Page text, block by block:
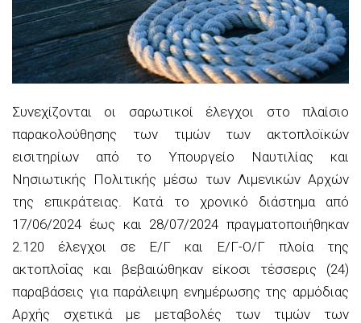
Συνεχίζονται οι σαρωτικοί έλεγχοι στο πλαίσιο
παρακολούθησης των τιμών των ακτοπλοϊκών
εισιτηρίων από το Υπουργείο Ναυτιλίας και
Νησιωτικής Πολιτικής μέσω των Λιμενικών Αρχών
της επικράτειας. Κατά το χρονικό διάστημα από
17/06/2024 έως και 28/07/2024 πραγματοποιήθηκαν
2.120 έλεγχοι σε Ε/Γ και Ε/Γ-Ο/Γ πλοία της
ακτοπλοΐας και βεβαιώθηκαν είκοσι τέσσερις (24)
παραβάσεις για παράλειψη ενημέρωσης της αρμόδιας
Αρχής σχετικά με μεταβολές των τιμών των